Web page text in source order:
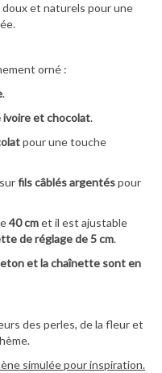
et naturels pour une
orné :
.
ivoire et chocolat.
pour une touche
fils câblés argentéspour
40 cmet il est ajustable
de réglage de 5 cm.
et la chaînette sont en
des perles, de la fleur et
simulée pour inspiration.